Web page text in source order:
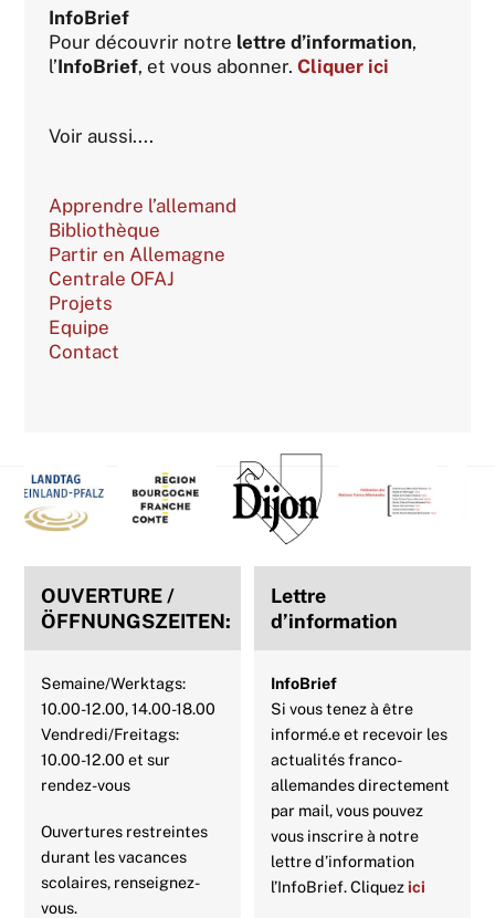
InfoBrief
Pour découvrir notre lettre d’information,
l’InfoBrief, et vous abonner.Cliquer ici
Voir aussi....
Apprendre l’allemand
Bibliothèque
Partir en Allemagne
Centrale OFAJ
Projets
Equipe
Contact
Back
To
Top
OUVERTURE /
ÖFFNUNGSZEITEN:
Semaine/Werktags:
10.00-12.00, 14.00-18.00
Vendredi/Freitags:
10.00-12.00 et sur
rendez-vous
Ouvertures restreintes
durant les vacances
scolaires, renseignez-
vous.
Lettre
d’information
InfoBrief
Si vous tenez à être
informé.e et recevoir les
actualités franco-
allemandes directement
par mail, vous pouvez
vous inscrire à notre
lettre d’information
l’InfoBrief. Cliquezici